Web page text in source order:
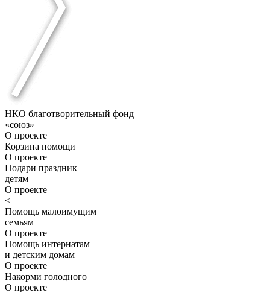
НКО благотворительный фонд
«союз»
О проекте
Корзина помощи
О проекте
Подари праздник
детям
О проекте
<
Помощь малоимущим
семьям
О проекте
Помощь интернатам
и детским домам
О проекте
Накорми голодного
О проекте